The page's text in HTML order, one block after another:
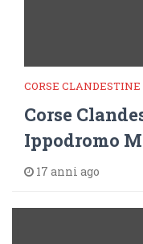
CORSE CLANDESTINE
Corse
Ippodromo
17 anni ago